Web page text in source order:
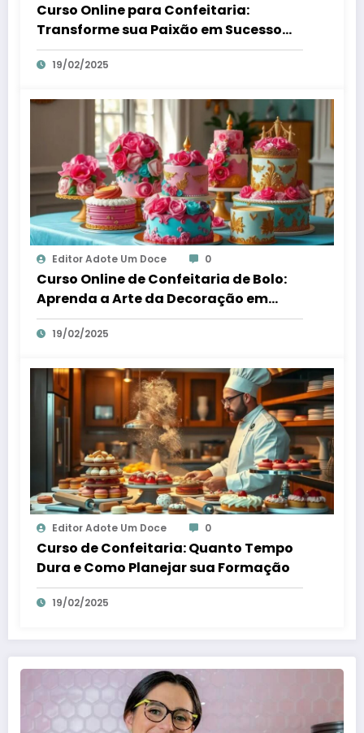
Curso Online para Confeitaria:
Transforme sua Paixão em Sucesso
Digital
19/02/2025
Editor Adote Um Doce 0
Curso Online de Confeitaria de Bolo:
Aprenda a Arte da Decoração em
Casa
19/02/2025
Editor Adote Um Doce 0
Curso de Confeitaria: Quanto Tempo
Dura e Como Planejar sua Formação
19/02/2025